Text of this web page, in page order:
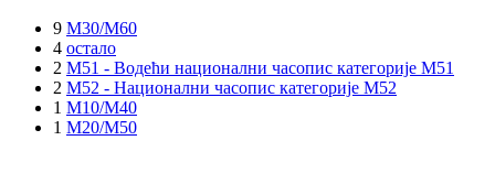
9 M30/M60
4 остало
2 M51 - Водећи национални часопис категорије M51
2 M52 - Национални часопис категорије M52
1 M10/M40
1 M20/M50